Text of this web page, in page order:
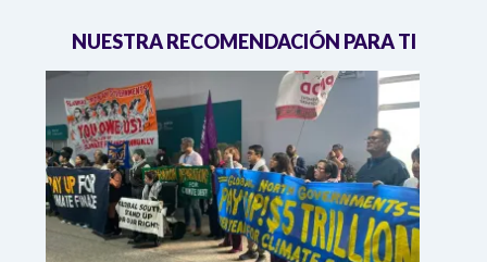
NUESTRA RECOMENDACIÓN PARA TI